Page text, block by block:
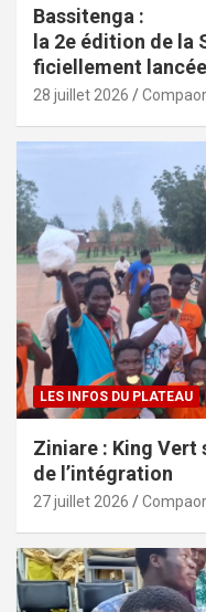
Bassitenga :
la 2e édition de la
ficiellement
28 juillet 2026
LES INFOS DU PLATEAU
Ziniare : King Vert
de l’intégration
27 juillet 2026